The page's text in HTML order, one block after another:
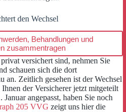
den Wechsel
Behandlungen und
zusammentragen
versichert sind, nehmen Sie
schauen sich die dort
an. Zeitlich gesehen ist der Wechsel
der Versicherer jetzt mitgeteilt
angepasst, haben Sie noch
205 VVG zeigt uns hier die